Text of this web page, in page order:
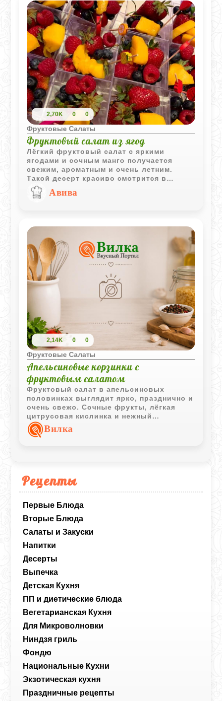
Рецепты
Первые Блюда
Вторые Блюда
Салаты и Закуски
Напитки
Десерты
Выпечка
Детская Кухня
ПП и диетические блюда
Вегетарианская Кухня
Для Микроволновки
Ниндзя гриль
Фондю
Национальные Кухни
Экзотическая кухня
Праздничные рецепты
2,70K 0 0
Фруктовые Салаты
Фруктовый салат из ягод
Лёгкий фруктовый салат с яркими
ягодами и сочным манго получается
свежим, ароматным и очень летним.
Такой десерт красиво смотрится в
прозрачных стаканчиках и подходит как
для праздничного стола, так и для
Авива
2,14K 0 0
Фруктовые Салаты
Апельсиновые корзинки с
фруктовым салатом
Фруктовый салат в апельсиновых
половинках выглядит ярко, празднично и
очень свежо. Сочные фрукты, лёгкая
цитрусовая кислинка и нежный
сливочный крем делают десерт
одновременно простым и эффектным.
Вилка